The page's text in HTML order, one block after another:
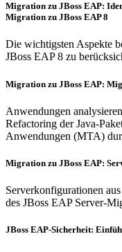
Migration zu JBoss EAP:
Migration zu JBoss EAP 8
Die wichtigsten Aspekte
JBoss EAP 8 zu
Migration zu JBoss EAP:
Anwendungen
Refactoring der Java-
Anwendungen (MTA)
Migration zu JBoss EAP:
Serverkonfigurationen
des JBoss EAP Server-
JBoss EAP-Sicherheit: